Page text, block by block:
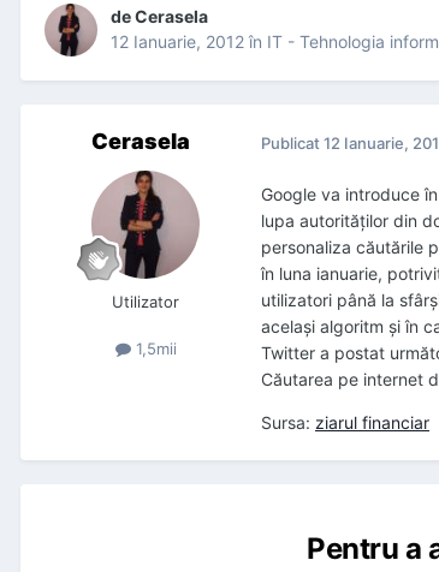
deCerasela
12 Ianuarie, 2012în IT - Tehnologia
Cerasela
Utilizator
1,5mii
Publicat12 Ianuarie,
Google va introduce
lupa autorităţilor din
personaliza căutările
în luna ianuarie,
utilizatori până la
acelaşi algoritm şi în
Twitter a postat
Căutarea pe internet
Sursa: ziarul financiar
Pentru a